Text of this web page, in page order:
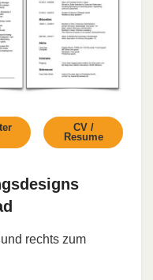
CV /
Resume
rechts zum